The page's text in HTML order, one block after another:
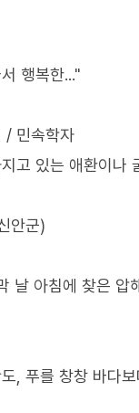
행복한..."
/ 민속학자
고 있는 애환이나
안군)
날 아침에 찾은 압
, 푸를 창창 바다